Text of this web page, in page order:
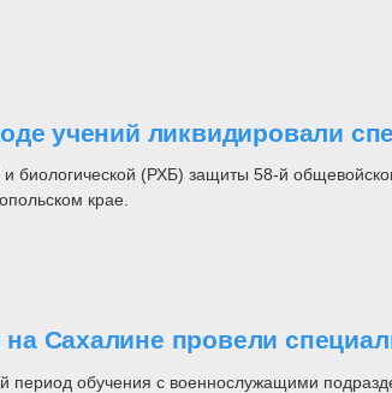
учений ликвидировали
биологической (РХБ) защиты 58-й
крае.
Сахалине провели
период обучения с военнослужащими